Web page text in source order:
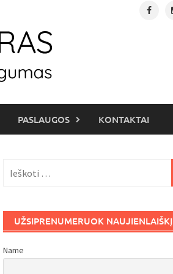
PASLAUGOS KONTAKTAI
UŽSIPRENUMERUOK NAUJIENLAIŠKĮ
Name